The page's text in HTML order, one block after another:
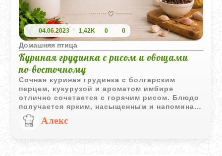
04.06.2023 1,42K 0 0
Домашняя птица
Куриная грудинка с рисом и овощами
по-восточному
Сочная куриная грудинка с болгарским
перцем, кукурузой и ароматом имбиря
отлично сочетается с горячим рисом. Блюдо
получается ярким, насыщенным и напоминает
домашнюю азиатскую кухню.
Алекс